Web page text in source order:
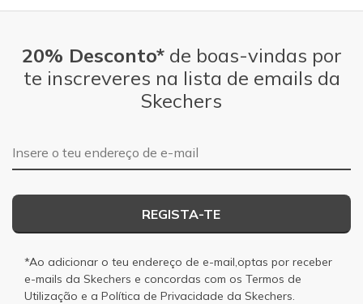
20% Desconto*de boas-vindas por
te inscreveres na lista de emails da
Skechers
Endereço de e-mail
REGISTA-TE
*Ao adicionar o teu endereço de e-mail,optas por receber
e-mails da Skechers e concordas com os Termos de
Utilização e a Política de Privacidade da Skechers.